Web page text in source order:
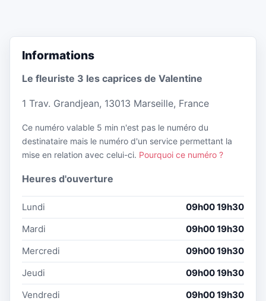
Informations
Le fleuriste 3 les caprices de Valentine
1 Trav. Grandjean, 13013 Marseille, France
Ce numéro valable 5 min n'est pas le numéro du
destinataire mais le numéro d'un service permettant la
mise en relation avec celui-ci. Pourquoi ce numéro ?
Heures d'ouverture
Lundi
09h00 19h30
Mardi
09h00 19h30
Mercredi
09h00 19h30
Jeudi
09h00 19h30
Vendredi
09h00 19h30